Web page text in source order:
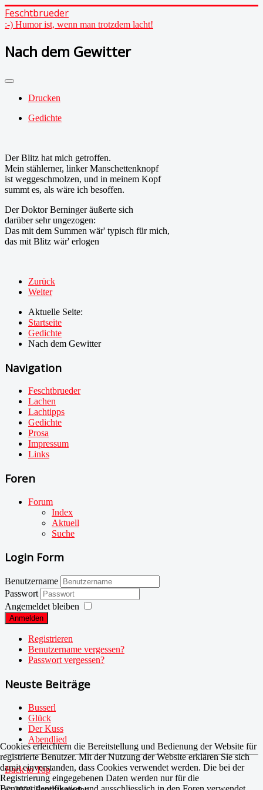
Feschtbrueder
:-) Humor ist, wenn man trotzdem lacht!
Nach dem Gewitter
Drucken
Gedichte
Der Blitz hat mich getroffen.
Mein stählerner, linker Manschettenknopf
ist weggeschmolzen, und in meinem Kopf
summt es, als wäre ich besoffen.
Der Doktor Berninger äußerte sich
darüber sehr ungezogen:
Das mit dem Summen wär' typisch für mich,
das mit Blitz wär' erlogen
Zurück
Weiter
Aktuelle Seite:
Startseite
Gedichte
Nach dem Gewitter
Navigation
Feschtbrueder
Lachen
Lachtipps
Gedichte
Prosa
Impressum
Links
Foren
Forum
Index
Aktuell
Suche
Login Form
Benutzername
Passwort
Angemeldet bleiben
Anmelden
Registrieren
Benutzername vergessen?
Passwort vergessen?
Neuste Beiträge
Busserl
Glück
Der Kuss
Abendlied
Back to Top
Cookies erleichtern die Bereitstellung und Bedienung der Website für
registrierte Benutzer. Mit der Nutzung der Website erklären Sie sich
damit einverstanden, dass Cookies verwendet werden. Die bei der
Registrierung eingegebenen Daten werden nur für die